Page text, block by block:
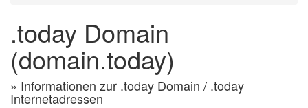
.today Domain
(domain.today)
» Informationen zur .today Domain / .today
Internetadressen